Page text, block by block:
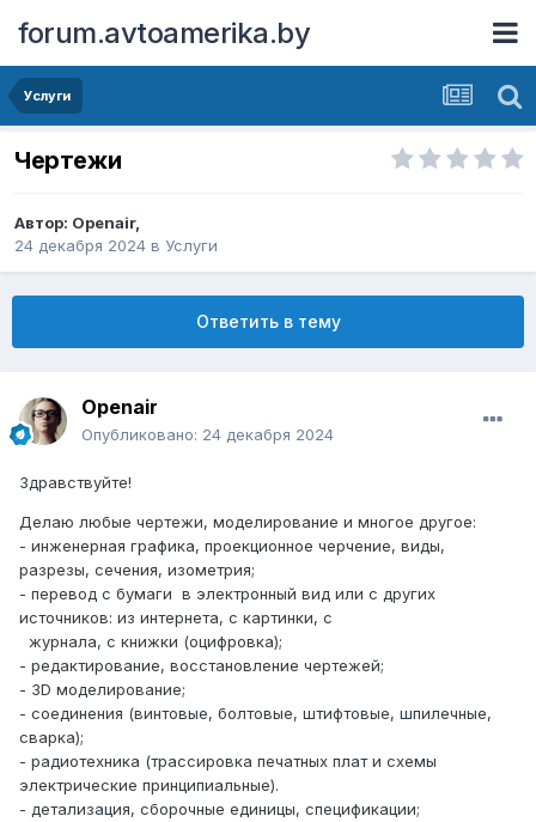
forum.avtoamerika.by
Услуги
Чертежи
Автор: Openair,
24 декабря 2024 в Услуги
Ответить в тему
Openair
Опубликовано: 24 декабря 2024
Здравствуйте!
Делаю любые чертежи, моделирование и многое другое:
- инженерная графика, проекционное черчение, виды,
разрезы, сечения, изометрия;
- перевод с бумаги в электронный вид или с других
источников: из интернета, с картинки, с
журнала, с книжки (оцифровка);
- редактирование, восстановление чертежей;
- 3D моделирование;
- соединения (винтовые, болтовые, штифтовые, шпилечные,
сварка);
- радиотехника (трассировка печатных плат и схемы
электрические принципиальные).
- детализация, сборочные единицы, спецификации;